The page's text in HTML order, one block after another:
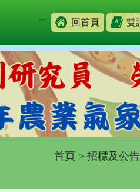
::: 回首頁 雙
首頁 > 招標及公告